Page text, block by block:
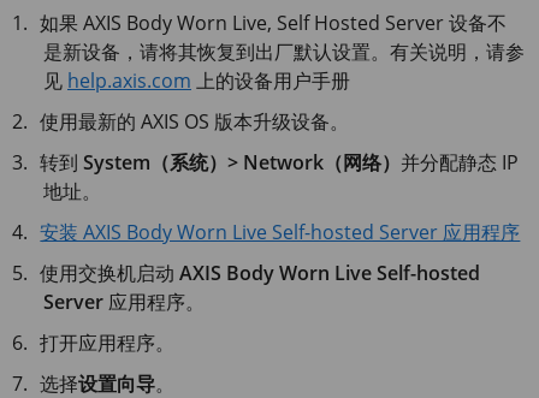
如果AXIS BodyWorn Live, Self Hosted Server 设备不
是新设备，请将其恢复到出厂默认设置。有关说明，请参
见 help.axis.com 上的设备用户手册
使用最新的AXIS OS 版本升级设备。
转到System（系统）> Network（网络） 并分配静态 IP
地址。
安装 AXIS Body Worn Live Self-hosted Server 应用程序
使用交换机启动AXIS Body Worn Live Self-hosted
Server 应用程序。
打开应用程序。
选择设置向导。